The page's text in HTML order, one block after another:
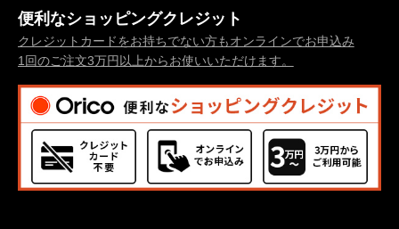
便利なショッピングクレジット
クレジットカードをお持ちでない方もオンラインでお申込み
1回のご注文3万円以上からお使いいただけます。